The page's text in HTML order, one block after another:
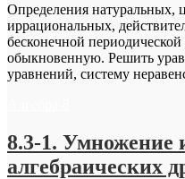
Определения натуральных,
иррациональных,
бесконечной
обыкновенную. Решить
уравнений, систему
8.3-1. Умножение
алгебраических